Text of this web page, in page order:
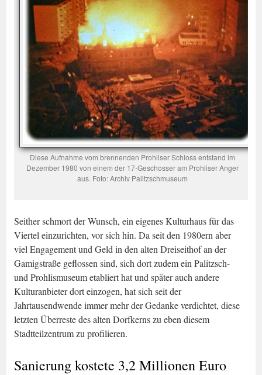
Diese Aufnahme vom brennenden Prohliser Schloss entstand im
Dezember 1980 von einem der 17-Geschosser am Prohliser Anger
aus. Foto: Archiv Palitzschmuseum
Seither schmort der Wunsch, ein eigenes Kulturhaus für das
Viertel einzurichten, vor sich hin. Da seit den 1980ern aber
viel Engagement und Geld in den alten Dreiseithof an der
Gamigstraße geflossen sind, sich dort zudem ein Palitzsch-
und Prohlismuseum etabliert hat und später auch andere
Kulturanbieter dort einzogen, hat sich seit der
Jahrtausendwende immer mehr der Gedanke verdichtet, diese
letzten Überreste des alten Dorfkerns zu eben diesem
Stadtteilzentrum zu profilieren.
Sanierung kostete 3,2 Millionen Euro